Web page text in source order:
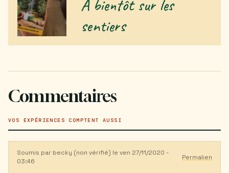
À bientôt sur les
sentiers
Commentaires
VOS EXPÉRIENCES COMPTENT AUSSI
Soumis par becky (non vérifié) le ven 27/11/2020 -
03:46
Permalien